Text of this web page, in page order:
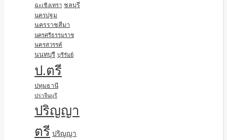
ฉะเชิงเทรา ชลบุรี
นครปฐม
นครราชสีมา
นครศรีธรรมราช
นครสวรรค์
นนทบุรี บุรีรัมย์
ป.ตรี
ปทุมธานี
ปราจีนบุรี
ปริญญา
ตรี ปริญญา